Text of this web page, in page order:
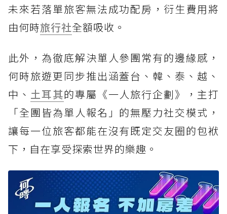
未來若落單旅客無法成功配房，衍生費用將
由何時旅行社全額吸收。
此外，為徹底解決單人參團常有的邊緣感，
何時旅遊更同步推出涵蓋台、韓、泰、越、
中、 土耳其的專屬《一人旅行企劃》，主打
「全團皆為單人報名」的無壓力社交模式，
讓每一位旅客都能在沒有既定交友圈的包袱
下，自在享受探索世界的樂趣。